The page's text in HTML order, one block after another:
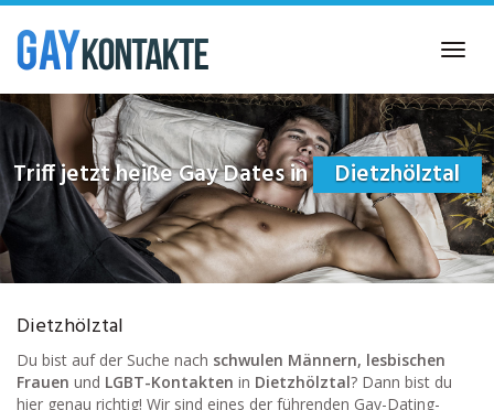
Skip
main
content
Triff jetzt heiße Gay Dates in Dietzhölztal
Dietzhölztal
Du bist auf der Suche nach schwulen Männern, lesbischen
Frauen und LGBT-Kontakten in Dietzhölztal? Dann bist du
hier genau richtig! Wir sind eines der führenden Gay-Dating-